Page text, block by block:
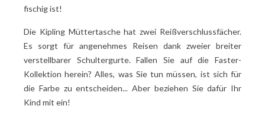
fischig ist!
Die Kipling Müttertasche hat zwei Reißverschlussfächer.
Es sorgt für angenehmes Reisen dank zweier breiter
verstellbarer Schultergurte. Fallen Sie auf die Faster-
Kollektion herein? Alles, was Sie tun müssen, ist sich für
die Farbe zu entscheiden... Aber beziehen Sie dafür Ihr
Kind mit ein!